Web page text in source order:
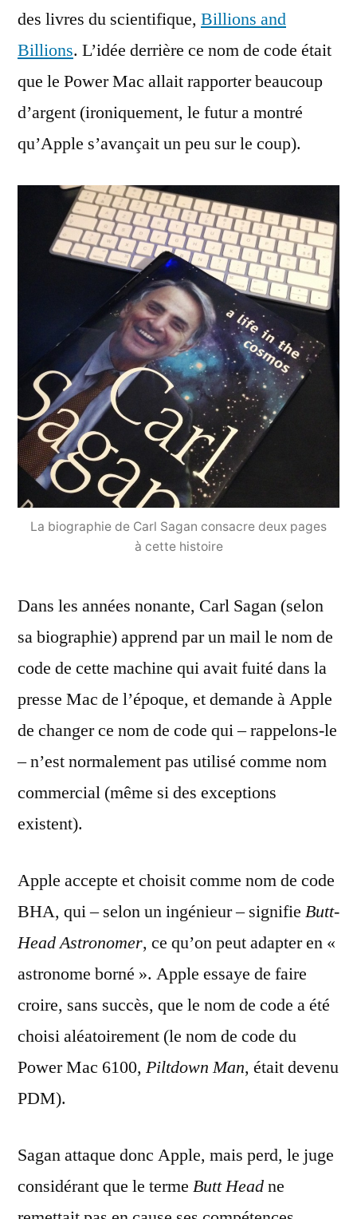
des livres du scientifique, Billions and
Billions. L’idée derrière ce nom de code était
que le Power Mac allait rapporter beaucoup
d’argent (ironiquement, le futur a montré
qu’Apple s’avançait un peu sur le coup).
La biographie de Carl Sagan consacre deux pages
à cette histoire
Dans les années nonante, Carl Sagan (selon
sa biographie) apprend par un mail le nom de
code de cette machine qui avait fuité dans la
presse Mac de l’époque, et demande à Apple
de changer ce nom de code qui – rappelons-le
– n’est normalement pas utilisé comme nom
commercial (même si des exceptions
existent).
Apple accepte et choisit comme nom de code
BHA, qui – selon un ingénieur – signifie Butt-
Head Astronomer, ce qu’on peut adapter en «
astronome borné ». Apple essaye de faire
croire, sans succès, que le nom de code a été
choisi aléatoirement (le nom de code du
Power Mac 6100, Piltdown Man, était devenu
PDM).
Sagan attaque donc Apple, mais perd, le juge
considérant que le terme Butt Headne